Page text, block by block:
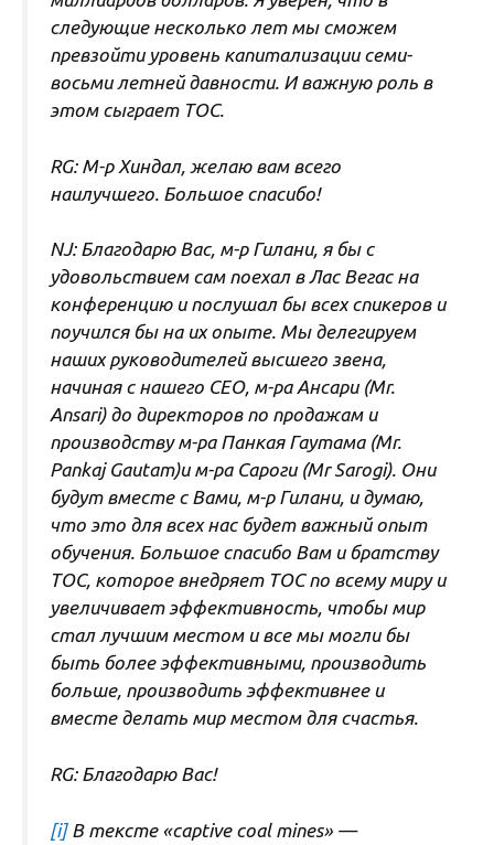
следующие несколько лет мы сможем
превзойти уровень капитализации семи-
восьми летней давности. И важную роль в
этом сыграет ТОС.
RG: М-р Хиндал, желаю вам всего
наилучшего. Большое спасибо!
NJ: Благодарю Вас, м-р Гилани, я бы с
удовольствием сам поехал в Лас Вегас на
конференцию и послушал бы всех спикеров и
поучился бы на их опыте. Мы делегируем
наших руководителей высшего звена,
начиная с нашего CEO, м-ра Ансари (Mr.
Ansari) до директоров по продажам и
производству м-ра Панкая Гаутама (Mr.
Pankaj Gautam)и м-ра Сароги (Mr Sarogi). Они
будут вместе с Вами, м-р Гилани, и думаю,
что это для всех нас будет важный опыт
обучения. Большое спасибо Вам и братству
ТОС, которое внедряет ТОС по всему миру и
увеличивает эффективность, чтобы мир
стал лучшим местом и все мы могли бы
быть более эффективными, производить
больше, производить эффективнее и
вместе делать мир местом для счастья.
RG: Благодарю Вас!
[i]В тексте «captive coal mines» —